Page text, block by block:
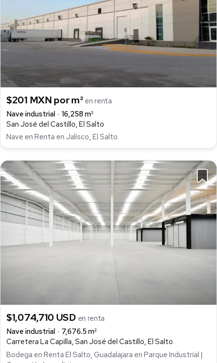
$201 MXN por m² en renta
Nave industrial
16,258 m²
San José del Castillo, El Salto
Nave en Renta en Jalisco, El Salto
$1,074,710 USD en renta
Nave industrial
7,676.5 m²
Carretera La Capilla, San José del Castillo, El Salto
Bodega en Renta El Salto, Guadalajara en Parque Industrial |